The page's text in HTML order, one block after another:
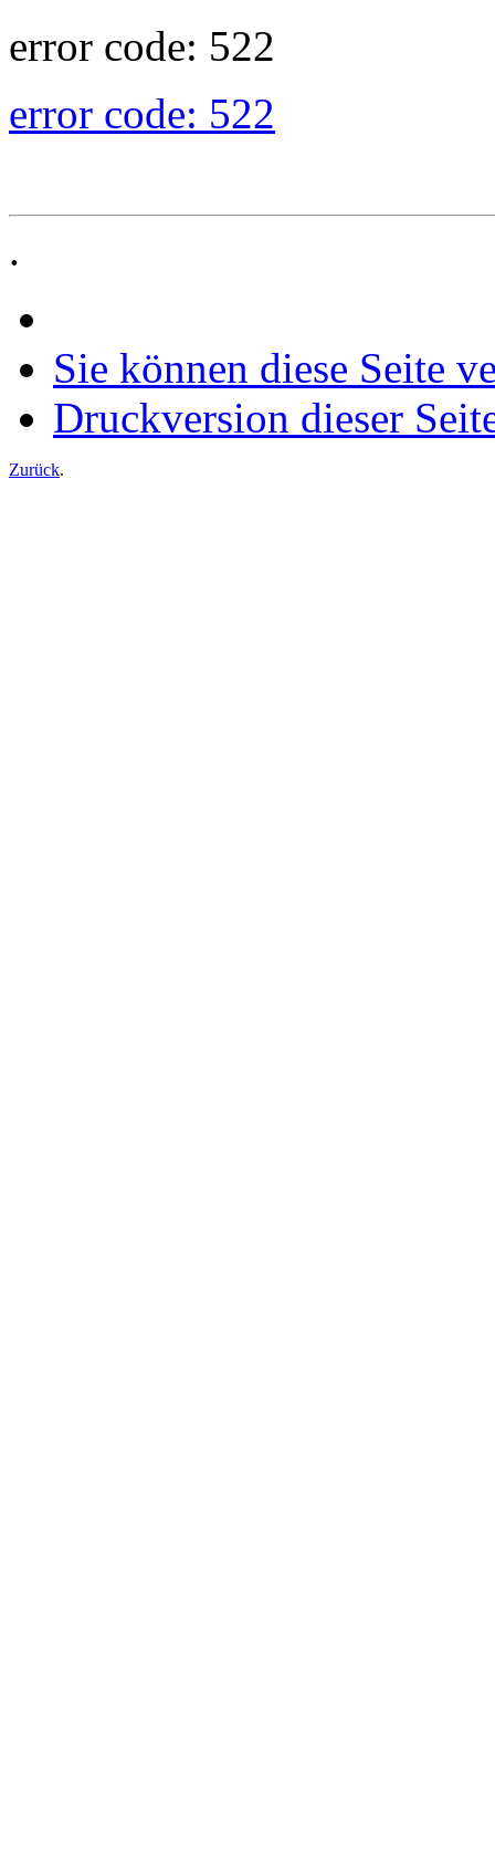
error code: 522
error code: 522
.
Sie können diese Seite
Druckversion dieser
Zurück.